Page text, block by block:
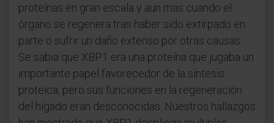
proteínas en gran escala y aun mas cuando el
órgano se regenera tras haber sido extirpado en
parte o sufrir un daño extenso por otras causas.
Se sabia que XBP1 era una proteína que jugaba un
importante papel favorecedor de la síntesis
proteica, pero sus funciones en la regeneración
del hígado eran desconocidas. Nuestros hallazgos